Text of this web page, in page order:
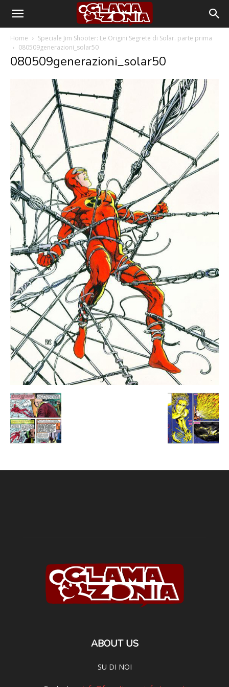
Home
Speciale Jim Shooter: Le Origini Segrete di Solar. parte prima
080509generazioni_solar50
080509generazioni_solar50
ABOUT US
SU DI NOI